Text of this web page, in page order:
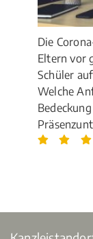
Die
Eltern vor
Schüler
Welche